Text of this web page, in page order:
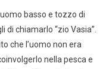
basso e tozzo di
di chiamarlo “zio Vasia”.
che l’uomo non era
nella pesca e